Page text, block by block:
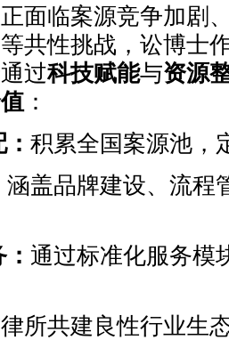
面临案源竞争加剧
共性挑战，讼博士
过科技赋能与资源
：
积累全国案源池，
涵盖品牌建设、流程
通过标准化服务模
所共建良性行业生